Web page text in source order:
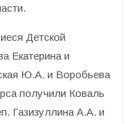
Детской
Екатерина и
Ю.А. и Воробьева
получили Коваль
Газизуллина А.А. и